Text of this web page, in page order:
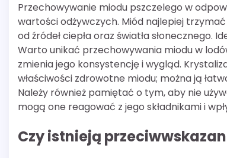
Przechowywanie miodu pszczelego w
wartości odżywczych. Miód najlepiej
od źródeł ciepła oraz światła
Warto unikać przechowywania miodu w
zmienia jego konsystencję i wygląd.
właściwości zdrowotne miodu; można ją
Należy również pamiętać o tym, aby nie
mogą one reagować z jego składnikami i
Czy istnieją